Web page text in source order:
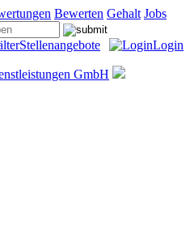
Bewerten Gehalt Jobs
Login
Stellenangebote
GmbH